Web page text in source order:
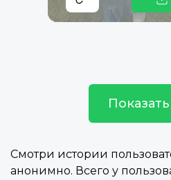
Смотри истории
анонимно. Всего у